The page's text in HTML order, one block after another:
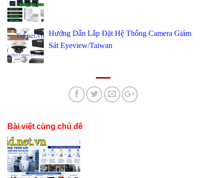
Hướng Dẫn Lắp Đặt Hệ Thống Camera Giám
Sát Eyeview/Taiwan
Bài viết cùng chủ đề